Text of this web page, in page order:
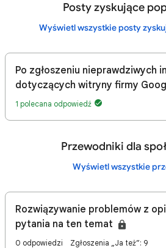
Posty zyskujące
Wyświetl wszystkie posty
Po zgłoszeniu nieprawdziwych
dotyczących witryny firmy
1 polecana odpowiedź
Przewodniki dla
Wyświetl wszystkie
Rozwiązywanie problemów z
pytania na ten temat
0 odpowiedzi Zgłoszenia „Ja też”: 9